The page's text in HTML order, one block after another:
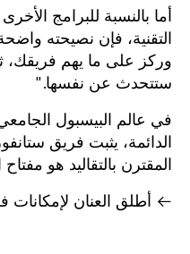
أما بالنسبة للبرامج
التقنية، فإن نصيحته
وركز على ما يهم فريقك،
ستتحدث عن نفسها."
في عالم البيسبول
الدائمة، يثبت فريق
المقترن بالتقاليد هو
← أطلق العنان لإمكانات